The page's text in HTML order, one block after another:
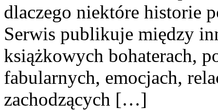
dlaczego niektóre historie
Serwis publikuje między
książkowych bohaterach,
fabularnych, emocjach,
zachodzących […]